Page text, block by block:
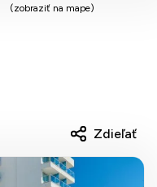
(zobraziť na mape)
Zdieľať